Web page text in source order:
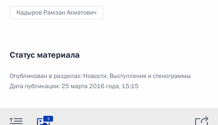
Кадыров Рамзан Ахматович
Статус материала
Опубликован в разделах: Новости, Выступления и стенограммы
Дата публикации:25 марта 2016 года, 15:15
3